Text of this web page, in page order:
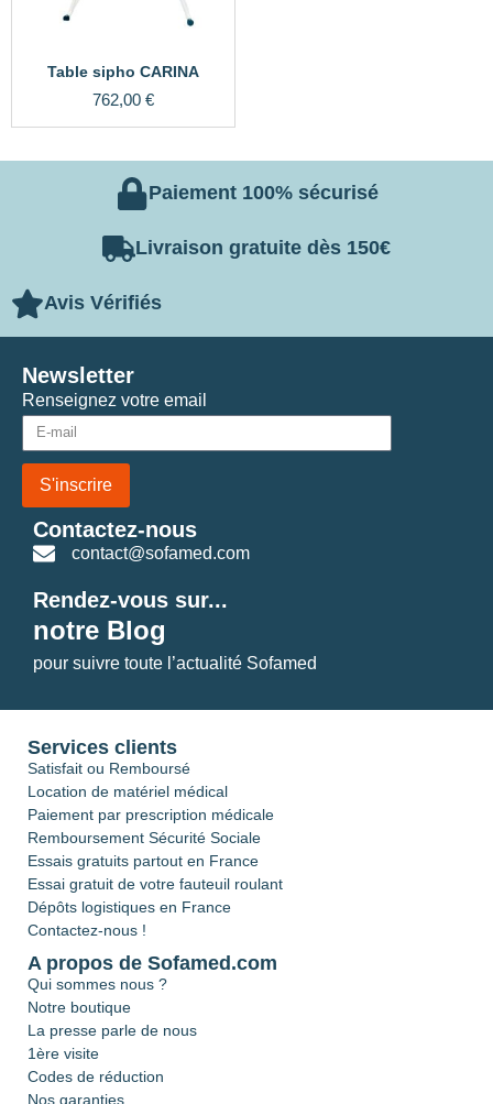
Table sipho CARINA
762,00 €
Paiement 100% sécurisé
Livraison gratuite dès 150€
Avis Vérifiés
Renseignez votre email
S'inscrire
Newsletter
Contactez-nous
contact@sofamed.com
Rendez-vous sur...
notre Blog
pour suivre toute l’actualité Sofamed
Services clients
Satisfait ou Remboursé
Location de matériel médical
Paiement par prescription médicale
Remboursement Sécurité Sociale
Essais gratuits partout en France
Essai gratuit de votre fauteuil roulant
Dépôts logistiques en France
Contactez-nous !
A propos de Sofamed.com
Qui sommes nous ?
Notre boutique
La presse parle de nous
1ère visite
Codes de réduction
Nos garanties